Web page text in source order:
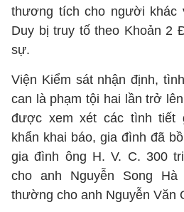
thương tích cho người khác
Duy bị truy tố theo Khoản 2
sự.
Viện Kiểm sát nhận định,
can là phạm tội hai lần trở
được xem xét các tình tiết
khẩn khai báo, gia đình đã
gia đình ông H. V. C. 300
cho anh Nguyễn Song
thường cho anh Nguyễn Văn